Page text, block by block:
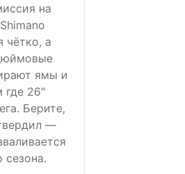
на
чётко, а
ямы и
26"
Берите,
—
сезона.